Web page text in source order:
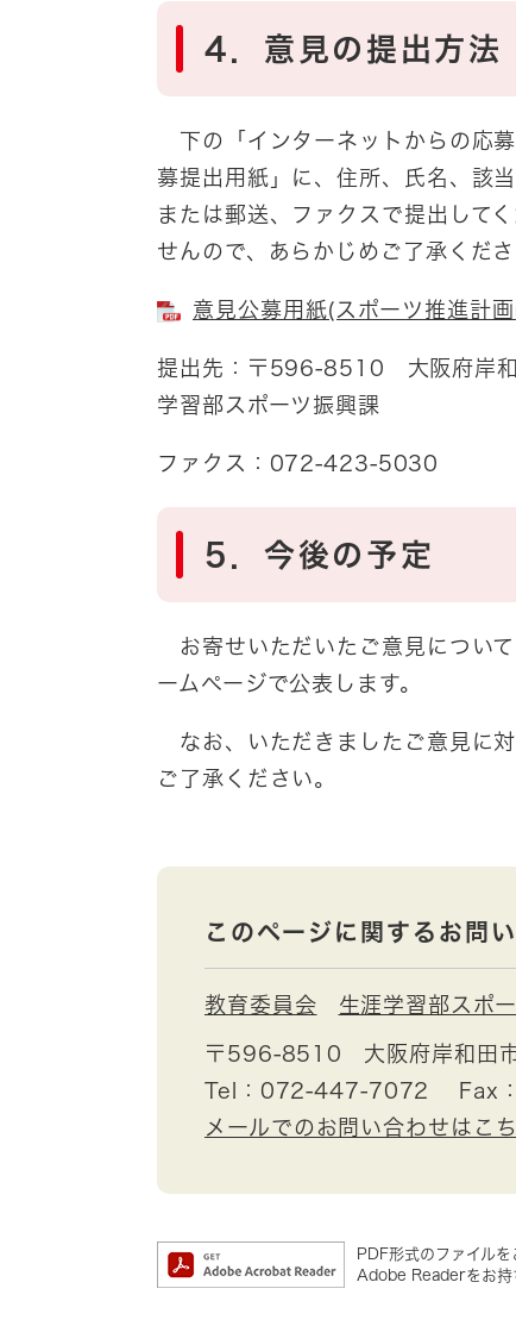
4．意見の提出方法
下の「インターネットからの応
募提出用紙」に、住所、氏名、該
または郵送、ファクスで提出して
せんので、あらかじめご了承くださ
意見公募用紙(スポーツ推進計
提出先：〒596-8510 大阪府岸
学習部スポーツ振興課
ファクス：072-423-5030
5．今後の予定
お寄せいただいたご意見につい
ームページで公表します。
なお、いただきましたご意見に
ご了承ください。
このページに関するお問
教育委員会 生涯学習部スポ
〒596-8510
大阪府岸和田
Tel：072-447-7072
Fax
メールでのお問い合わせはこ
PDF形式のファイル
Adobe Readerをお持